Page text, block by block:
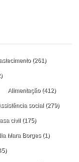
(261)
Alimentação(412)
social (279)
civil (175)
Mara Borges(1)